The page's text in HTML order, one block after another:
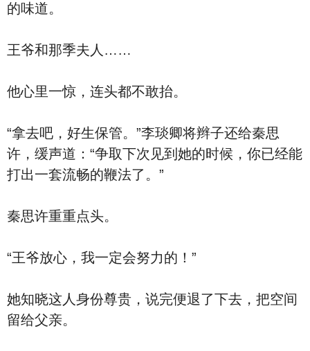
的味道。
王爷和那季夫人……
他心里一惊，连头都不敢抬。
“拿去吧，好生保管。”李琰卿将辫子还给秦思
许，缓声道：“争取下次见到她的时候，你已经能
打出一套流畅的鞭法了。”
秦思许重重点头。
“王爷放心，我一定会努力的！”
她知晓这人身份尊贵，说完便退了下去，把空间
留给父亲。